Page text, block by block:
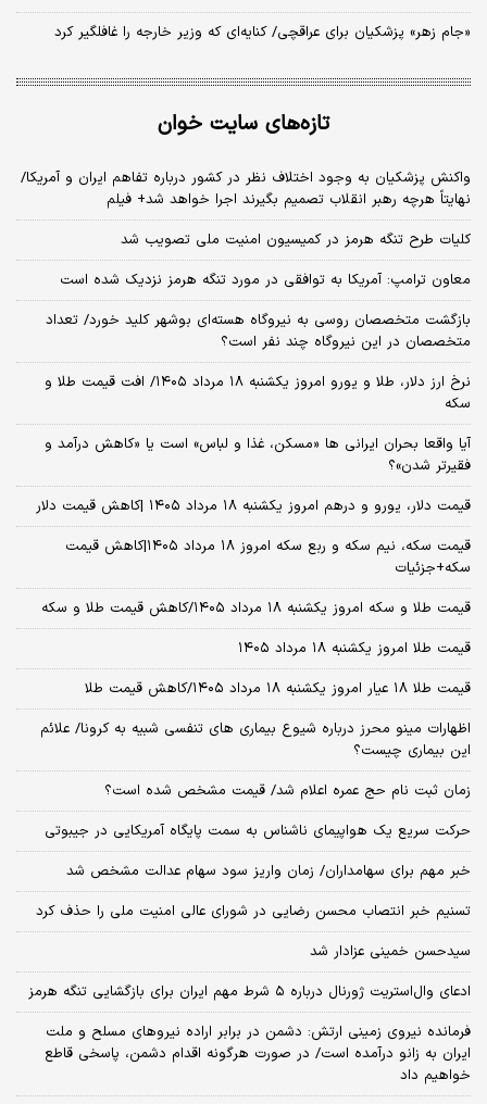
«جام زهر» پزشکیان برای عراقچی/ کنایه‌ای که وزیر خارجه را غافلگیر کرد
تازه‌های سایت خوان
واکنش پزشکیان به وجود اختلاف نظر در کشور درباره تفاهم ایران و آمریکا/
نهایتاً هرچه رهبر انقلاب تصمیم بگیرند اجرا خواهد شد+ فیلم
کلیات طرح تنگه هرمز در کمیسیون امنیت ملی تصویب شد
معاون ترامپ: آمریکا به توافقی در مورد تنگه هرمز نزدیک شده است
بازگشت متخصصان روسی به نیروگاه هسته‌ای بوشهر کلید خورد/ تعداد
متخصصان در این نیروگاه چند نفر است؟
نرخ ارز دلار، طلا و یورو امروز یکشنبه ۱۸ مرداد ۱۴۰۵/ افت قیمت طلا و
سکه
آیا واقعا بحران ایرانی ها «مسکن، غذا و لباس» است یا «کاهش درآمد و
فقیرتر شدن»؟
قیمت دلار، یورو و درهم امروز یکشنبه ۱۸ مرداد ۱۴۰۵ |کاهش قیمت دلار
قیمت سکه، نیم سکه و ربع سکه امروز ۱۸ مرداد ۱۴۰۵|کاهش قیمت
سکه+جزئیات
قیمت طلا و سکه امروز یکشنبه ۱۸ مرداد ۱۴۰۵/کاهش قیمت طلا و سکه
قیمت طلا امروز یکشنبه ۱۸ مرداد ۱۴۰۵
قیمت طلا ۱۸ عیار امروز یکشنبه ۱۸ مرداد ۱۴۰۵/کاهش قیمت طلا
اظهارات مینو محرز درباره شیوع بیماری‌ های تنفسی شبیه به کرونا/ علائم
این بیماری چیست؟
زمان ثبت‌ نام حج عمره اعلام شد/ قیمت مشخص شده است؟
حرکت سریع یک هواپیمای ناشناس به سمت پایگاه آمریکایی در جیبوتی
خبر مهم برای سهامداران/ زمان واریز سود سهام عدالت مشخص شد
تسنیم خبر انتصاب محسن رضایی در شورای عالی امنیت ملی را حذف کرد
سیدحسن خمینی عزادار شد
ادعای وال‌استریت ژورنال درباره ۵ شرط مهم ایران برای بازگشایی تنگه هرمز
فرمانده نیروی زمینی ارتش: دشمن در برابر اراده نیروهای مسلح و ملت
ایران به زانو درآمده است/ در صورت هرگونه اقدام دشمن، پاسخی قاطع
خواهیم داد